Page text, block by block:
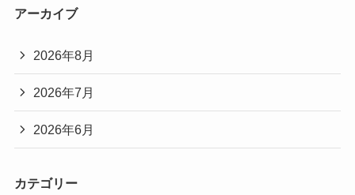
アーカイブ
2026年8月
2026年7月
2026年6月
カテゴリー